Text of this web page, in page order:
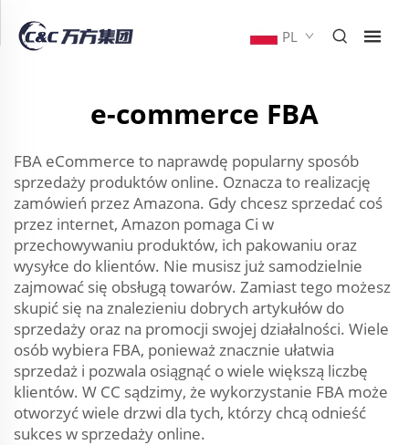
PL
e-commerce FBA
FBA eCommerce to naprawdę popularny sposób
sprzedaży produktów online. Oznacza to realizację
zamówień przez Amazona. Gdy chcesz sprzedać coś
przez internet, Amazon pomaga Ci w
przechowywaniu produktów, ich pakowaniu oraz
wysyłce do klientów. Nie musisz już samodzielnie
zajmować się obsługą towarów. Zamiast tego możesz
skupić się na znalezieniu dobrych artykułów do
sprzedaży oraz na promocji swojej działalności. Wiele
osób wybiera FBA, ponieważ znacznie ułatwia
sprzedaż i pozwala osiągnąć o wiele większą liczbę
klientów. W CC sądzimy, że wykorzystanie FBA może
otworzyć wiele drzwi dla tych, którzy chcą odnieść
sukces w sprzedaży online.